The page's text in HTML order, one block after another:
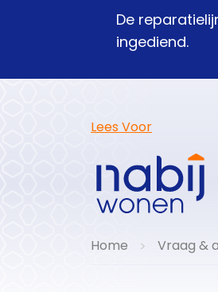
De
ingediend.
Lees Voor
Home > Vraag &